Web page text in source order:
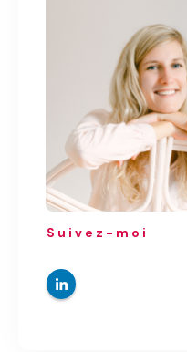
Suivez-moi